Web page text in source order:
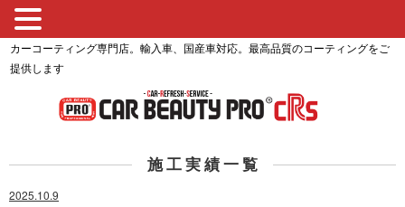
カーコーティング専門店。輸入車、国産車対応。最高品質のコーティングをご
提供します
施 工 実 績 一 覧
2025.10.9